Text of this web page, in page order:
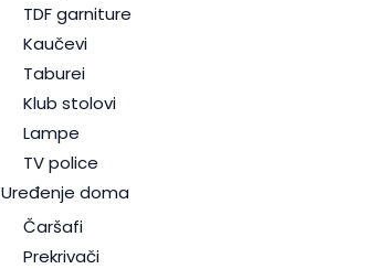
TDF garniture
Kaučevi
Taburei
Klub stolovi
Lampe
TV police
Uređenje doma
Čaršafi
Prekrivači